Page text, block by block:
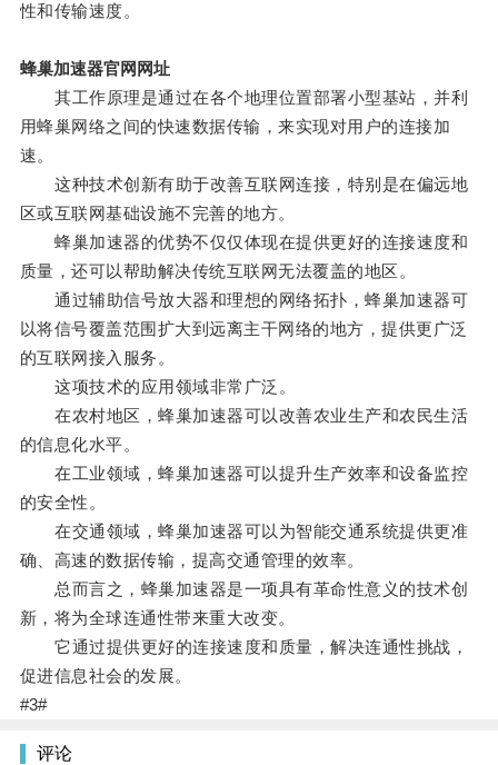
性和传输速度。
蜂巢加速器官网网址
其工作原理是通过在各个地理位置部署小型基站，并利
用蜂巢网络之间的快速数据传输，来实现对用户的连接加
速。
这种技术创新有助于改善互联网连接，特别是在偏远地
区或互联网基础设施不完善的地方。
蜂巢加速器的优势不仅仅体现在提供更好的连接速度和
质量，还可以帮助解决传统互联网无法覆盖的地区。
通过辅助信号放大器和理想的网络拓扑，蜂巢加速器可
以将信号覆盖范围扩大到远离主干网络的地方，提供更广泛
的互联网接入服务。
这项技术的应用领域非常广泛。
在农村地区，蜂巢加速器可以改善农业生产和农民生活
的信息化水平。
在工业领域，蜂巢加速器可以提升生产效率和设备监控
的安全性。
在交通领域，蜂巢加速器可以为智能交通系统提供更准
确、高速的数据传输，提高交通管理的效率。
总而言之，蜂巢加速器是一项具有革命性意义的技术创
新，将为全球连通性带来重大改变。
它通过提供更好的连接速度和质量，解决连通性挑战，
促进信息社会的发展。
#3#
评论